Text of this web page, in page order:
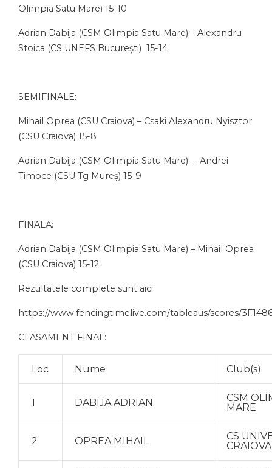
Olimpia Satu Mare) 15-10
Adrian Dabija (CSM Olimpia Satu Mare) – Alexandru
Stoica (CS UNEFS București) 15-14
SEMIFINALE:
Mihail Oprea (CSU Craiova) – Csaki Alexandru Nyisztor
(CSU Craiova) 15-8
Adrian Dabija (CSM Olimpia Satu Mare) – Andrei
Timoce (CSU Tg Mureș) 15-9
FINALA:
Adrian Dabija (CSM Olimpia Satu Mare) – Mihail Oprea
(CSU Craiova) 15-12
Rezultatele complete sunt aici:
https://www.fencingtimelive.com/tableaus/scores/
CLASAMENT FINAL:
Loc Nume Club(s)
1 DABIJA ADRIAN
CSM
MARE
2 OPREA MIHAIL
CS
CRAIOVA